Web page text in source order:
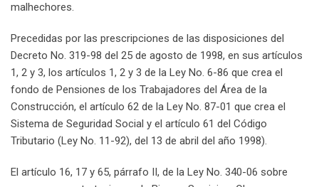
malhechores.
Precedidas por las prescripciones de las disposiciones del
Decreto No. 319-98 del 25 de agosto de 1998, en sus artículos
1, 2 y 3, los artículos 1, 2 y 3 de la Ley No. 6-86 que crea el
fondo de Pensiones de los Trabajadores del Área de la
Construcción, el artículo 62 de la Ley No. 87-01 que crea el
Sistema de Seguridad Social y el artículo 61 del Código
Tributario (Ley No. 11-92), del 13 de abril del año 1998).
El artículo 16, 17 y 65, párrafo II, de la Ley No. 340-06 sobre